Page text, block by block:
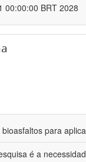
00:00:00 BRT 2028
para
é a